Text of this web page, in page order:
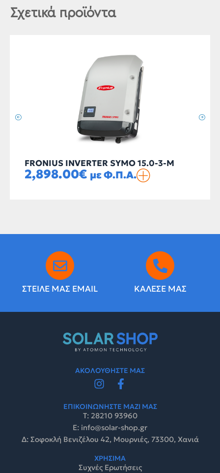
Σχετικά προϊόντα
FRONIUS INVERTER SYMO 15.0-3-M
2,898.00€ με Φ.Π.Α.
ΣΤΕΙΛΕ ΜΑΣ EMAIL ΚΑΛΕΣΕ ΜΑΣ
ΑΚΟΛΟΥΘΗΣΤΕ ΜΑΣ
ΕΠΙΚΟΙΝΩΝΗΣΤΕ ΜΑΖΙ ΜΑΣ
Τ: 28210 93960
E: info@solar-shop.gr
Δ: Σοφοκλή Βενιζέλου 42, Μουρνιές, 73300, Χανιά
ΧΡΗΣΙΜΑ
Συχνές Ερωτήσεις